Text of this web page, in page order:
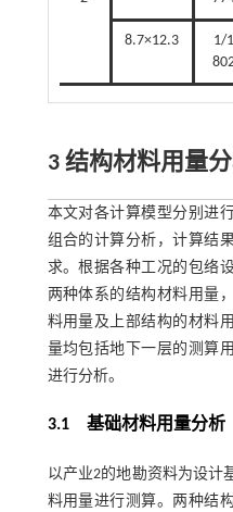
8.7×12.3
1/1
3 结构材料用量
本文对各计算模型分别进
组合的计算分析，计算结
求。根据各种工况的包络
两种体系的结构材料用量
料用量及上部结构的材料
量均包括地下一层的测算
进行分析。
3.1基础材料用量分析
以产业2的地勘资料为设计
料用量进行测算。两种结